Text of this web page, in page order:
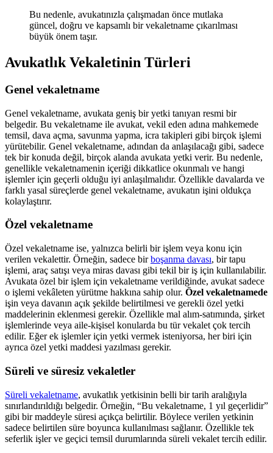
Bu nedenle, avukatınızla çalışmadan önce mutlaka
güncel, doğru ve kapsamlı bir vekaletname çıkarılması
büyük önem taşır.
Avukatlık Vekaletinin Türleri
Genel vekaletname
Genel vekaletname, avukata geniş bir yetki tanıyan resmi bir
belgedir. Bu vekaletname ile avukat, vekil eden adına mahkemede
temsil, dava açma, savunma yapma, icra takipleri gibi birçok işlemi
yürütebilir. Genel vekaletname, adından da anlaşılacağı gibi, sadece
tek bir konuda değil, birçok alanda avukata yetki verir. Bu nedenle,
genellikle vekaletnamenin içeriği dikkatlice okunmalı ve hangi
işlemler için geçerli olduğu iyi anlaşılmalıdır. Özellikle davalarda ve
farklı yasal süreçlerde genel vekaletname, avukatın işini oldukça
kolaylaştırır.
Özel vekaletname
Özel vekaletname ise, yalnızca belirli bir işlem veya konu için
verilen vekalettir. Örneğin, sadece birboşanma davası, bir tapu
işlemi, araç satışı veya miras davası gibi tekil bir iş için kullanılabilir.
Avukata özel bir işlem için vekaletname verildiğinde, avukat sadece
o işlemi vekâleten yürütme hakkına sahip olur. Özel vekaletnamede
işin veya davanın açık şekilde belirtilmesi ve gerekli özel yetki
maddelerinin eklenmesi gerekir. Özellikle mal alım-satımında, şirket
işlemlerinde veya aile-kişisel konularda bu tür vekalet çok tercih
edilir. Eğer ek işlemler için yetki vermek isteniyorsa, her biri için
ayrıca özel yetki maddesi yazılması gerekir.
Süreli ve süresiz vekaletler
Süreli vekaletname, avukatlık yetkisinin belli bir tarih aralığıyla
sınırlandırıldığı belgedir. Örneğin, “Bu vekaletname, 1 yıl geçerlidir”
gibi bir maddeyle süresi açıkça belirtilir. Böylece verilen yetkinin
sadece belirtilen süre boyunca kullanılması sağlanır. Özellikle tek
seferlik işler ve geçici temsil durumlarında süreli vekalet tercih edilir.